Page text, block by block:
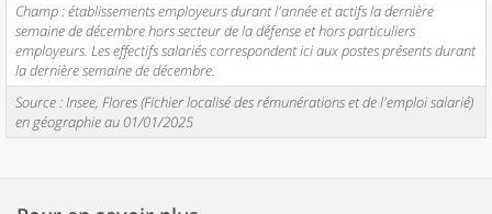
Champ : établissements employeurs durant l'année et actifs la dernière
semaine de décembre hors secteur de la défense et hors particuliers
employeurs. Les effectifs salariés correspondent ici aux postes présents durant
la dernière semaine de décembre.
Source : Insee, Flores (Fichier localisé des rémunérations et de l'emploi salarié)
en géographie au 01/01/2025